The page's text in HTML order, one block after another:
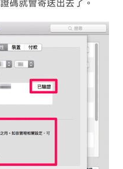
碼就會寄送出去了。